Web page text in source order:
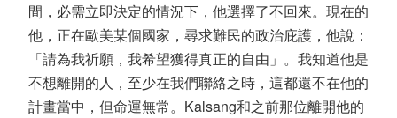
間，必需立即決定的情況下，他選擇了不回來。現在的
他，正在歐美某個國家，尋求難民的政治庇護，他說：
「請為我祈願，我希望獲得真正的自由」。我知道他是
不想離開的人，至少在我們聯絡之時，這都還不在他的
計畫當中，但命運無常。Kalsang和之前那位離開他的